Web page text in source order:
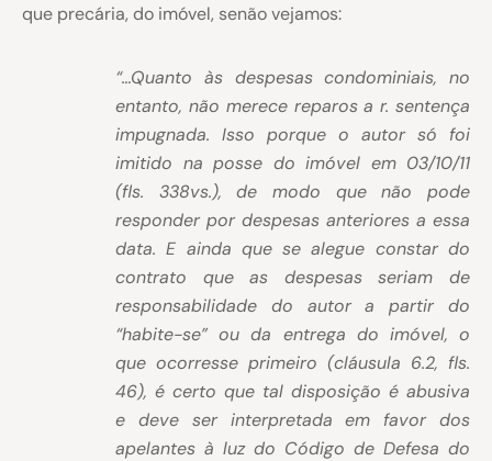
que precária, do imóvel, senão vejamos:
“…Quanto às despesas condominiais, no
entanto, não merece reparos a r. sentença
impugnada. Isso porque o autor só foi
imitido na posse do imóvel em 03/10/11
(fls. 338vs.), de modo que não pode
responder por despesas anteriores a essa
data. E ainda que se alegue constar do
contrato que as despesas seriam de
responsabilidade do autor a partir do
“habite-se” ou da entrega do imóvel, o
que ocorresse primeiro (cláusula 6.2, fls.
46), é certo que tal disposição é abusiva
e deve ser interpretada em favor dos
apelantes à luz do Código de Defesa do